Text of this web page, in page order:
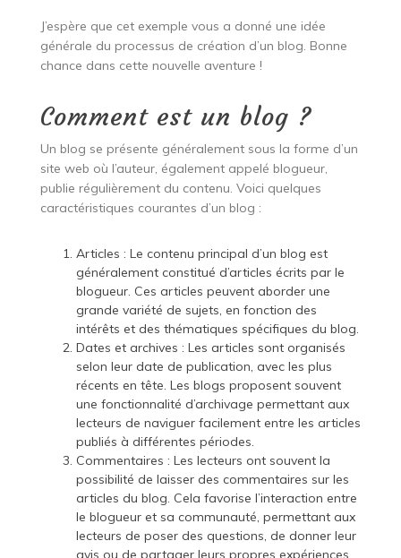
J’espère que cet exemple vous a donné une idée
générale du processus de création d’un blog. Bonne
chance dans cette nouvelle aventure !
Comment est un blog ?
Un blog se présente généralement sous la forme d’un
site web où l’auteur, également appelé blogueur,
publie régulièrement du contenu. Voici quelques
caractéristiques courantes d’un blog :
Articles : Le contenu principal d’un blog est
généralement constitué d’articles écrits par le
blogueur. Ces articles peuvent aborder une
grande variété de sujets, en fonction des
intérêts et des thématiques spécifiques du blog.
Dates et archives : Les articles sont organisés
selon leur date de publication, avec les plus
récents en tête. Les blogs proposent souvent
une fonctionnalité d’archivage permettant aux
lecteurs de naviguer facilement entre les articles
publiés à différentes périodes.
Commentaires : Les lecteurs ont souvent la
possibilité de laisser des commentaires sur les
articles du blog. Cela favorise l’interaction entre
le blogueur et sa communauté, permettant aux
lecteurs de poser des questions, de donner leur
avis ou de partager leurs propres expériences.